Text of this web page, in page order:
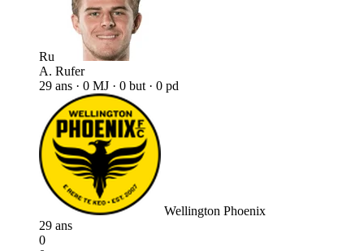
Ru
A. Rufer
29 ans · 0 MJ · 0 but · 0 pd
Wellington Phoenix
29 ans
0